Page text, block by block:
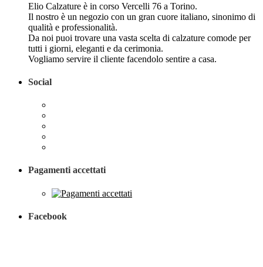
Elio Calzature è in corso Vercelli 76 a Torino.
Il nostro è un negozio con un gran cuore italiano, sinonimo di
qualità e professionalità.
Da noi puoi trovare una vasta scelta di calzature comode per
tutti i giorni, eleganti e da cerimonia.
Vogliamo servire il cliente facendolo sentire a casa.
Social
Pagamenti accettati
Facebook